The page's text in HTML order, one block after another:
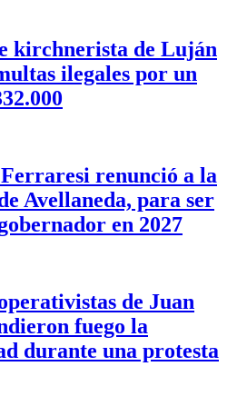
kirchnerista de Luján
ilegales por un
renunció a la
Avellaneda, para ser
en 2027
de Juan
fuego la
durante una protesta